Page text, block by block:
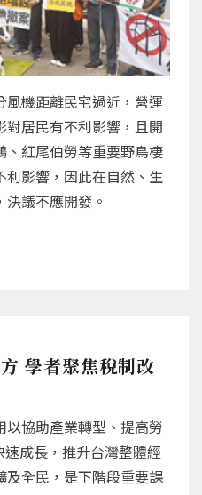
機距離民宅過近，營運
居民有不利影響，且開
紅尾伯勞等重要野鳥棲
影響，因此在自然、生
議不應開發。
學者聚焦稅制改
協助產業轉型、提高勞
成長，推升台灣整體經
全民，是下階段重要課